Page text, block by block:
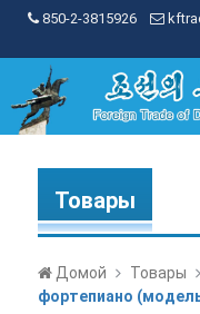
850-2-3815926
Товары
Домой
Товары
фортепиано (модель